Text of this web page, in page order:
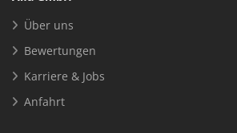
Über uns
Bewertungen
Karriere & Jobs
Anfahrt